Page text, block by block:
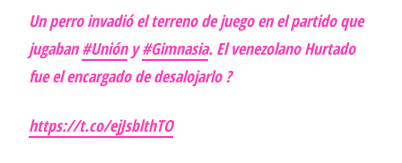
Un perro invadió el terreno de juego en el partido que
jugaban#Unióny#Gimnasia. El venezolano Hurtado
fue el encargado de desalojarlo ?
https://t.co/ejJsblthTO